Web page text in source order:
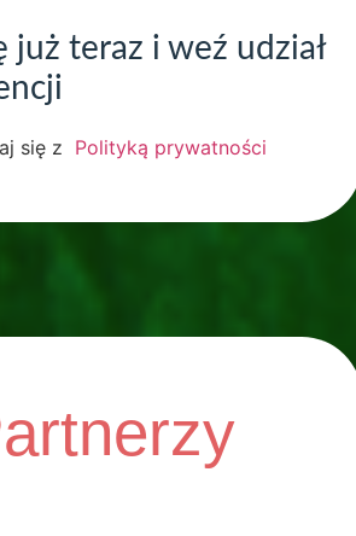
już teraz i weź udział
się z Polityką prywatności